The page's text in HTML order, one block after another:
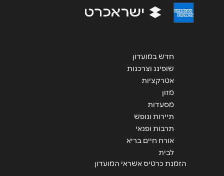
חדש במועדון
שופינג וצרכנות
אטרקציות
מזון
מסעדות
תיירות ונופש
תרבות ופנאי
אורח חיים בריא
לבית
הזמנת כרטיס אשראי המועדון